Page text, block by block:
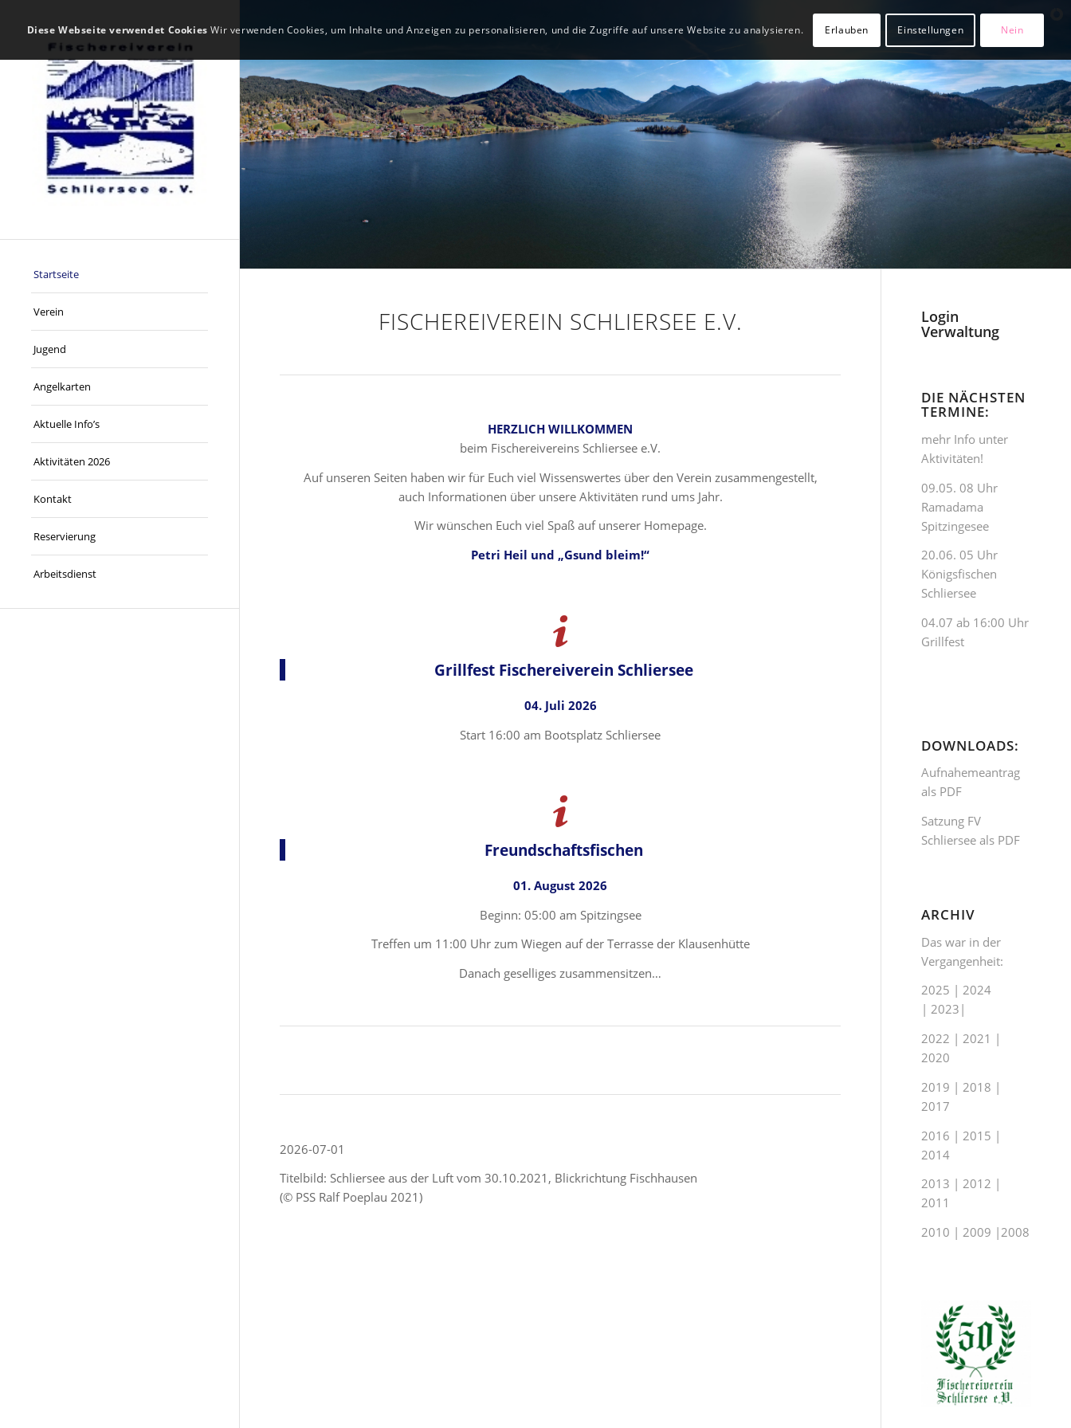
Startseite
Verein
Jugend
Angelkarten
Aktuelle Info’s
Aktivitäten 2026
Kontakt
Reservierung
Arbeitsdienst
FISCHEREIVEREIN SCHLIERSEE E.V.
HERZLICH WILLKOMMEN
beim Fischereivereins Schliersee e.V.
Auf unseren Seiten haben wir für Euch viel Wissenswertes über den Verein zusammengestellt,
auch Informationen über unsere Aktivitäten rund ums Jahr.
Wir wünschen Euch viel Spaß auf unserer Homepage.
Petri Heil und „Gsund bleim!“
Grillfest Fischereiverein Schliersee
04. Juli 2026
Start 16:00 am Bootsplatz Schliersee
Freundschaftsfischen
01. August 2026
Beginn: 05:00 am Spitzingsee
Treffen um 11:00 Uhr zum Wiegen auf der Terrasse der Klausenhütte
Danach geselliges zusammensitzen…
2026-07-01
Titelbild: Schliersee aus der Luft vom 30.10.2021, Blickrichtung Fischhausen
(© PSS Ralf Poeplau 2021)
Login
Verwaltung
DIE NÄCHSTEN
TERMINE:
mehr Info unter
Aktivitäten!
09.05. 08 Uhr
Ramadama
Spitzingesee
20.06. 05 Uhr
Königsfischen
Schliersee
04.07 ab 16:00 Uhr
Grillfest
DOWNLOADS:
Aufnahemeantrag
als PDF
Satzung FV
Schliersee als PDF
ARCHIV
Das war in der
Vergangenheit:
2025 |2024
|2023 |
2022 |2021 |
2020
2019 | 2018 |
2017
2016 | 2015 |
2014
2013 | 2012 |
2011
2010 | 2009 |2008
Diese Webseite verwendet Cookies Wir verwenden Cookies, um Inhalte und Anzeigen zu personalisieren, und die Zugriffe auf unsere Website zu analysieren. Erlauben Einstellungen Nein